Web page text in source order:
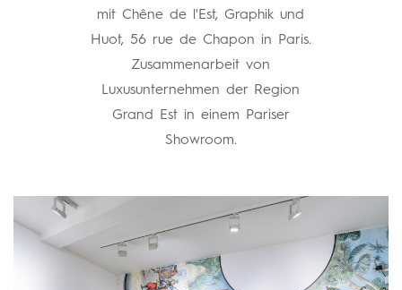
mit Chêne de l'Est, Graphik und
Huot, 56 rue de Chapon in Paris.
Zusammenarbeit von
Luxusunternehmen der Region
Grand Est in einem Pariser
Showroom.